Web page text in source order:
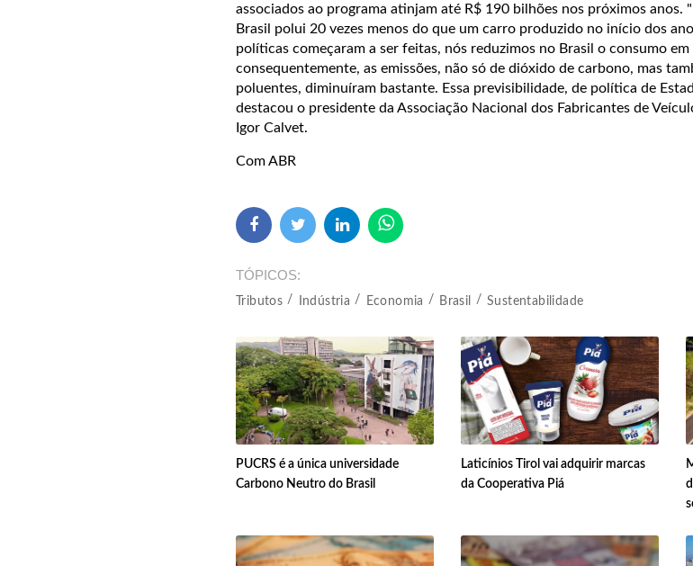
associados ao programa atinjam até R$ 190 bilhões nos próximos
Brasil polui 20 vezes menos do que um carro produzido no início dos
políticas começaram a ser feitas, nós reduzimos no Brasil o consumo
consequentemente, as emissões, não só de dióxido de carbono, mas
poluentes, diminuíram bastante. Essa previsibilidade, de política de
destacou o presidente da Associação Nacional dos Fabricantes de
Igor Calvet.
Com ABR
TÓPICOS
Tributos Indústria Economia Brasil Sustentabilidade
PUCRS é a única universidade
Carbono Neutro do Brasil
Laticínios Tirol vai adquirir marcas
da Cooperativa Piá